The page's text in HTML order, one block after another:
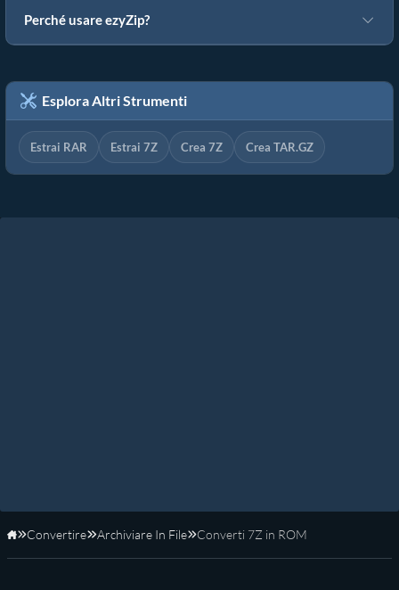
Perché usare ezyZip?
Esplora Altri Strumenti
Estrai RAR Estrai 7Z Crea 7Z Crea TAR.GZ
Home
Convertire Archiviare In File Converti 7Z in ROM